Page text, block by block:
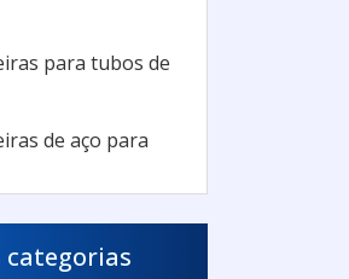
para tubos de
de aço para
categorias